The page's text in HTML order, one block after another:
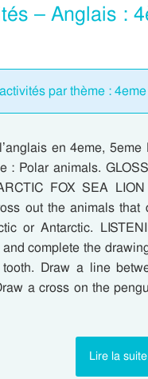
– Anglais :
par thème :
en 4eme, 5eme
: Polar animals.
FOX SEA
out the animals
or Antarctic.
complete the
Draw a line
a cross on the
Lire la suite